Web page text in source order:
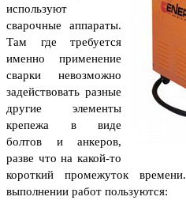
используют
сварочные аппараты.
Там где требуется
именно применение
сварки невозможно
задействовать разные
другие элементы
крепежа в виде
болтов и анкеров,
разве что на какой-то
короткий промежуток
выполнении работ пользуются: